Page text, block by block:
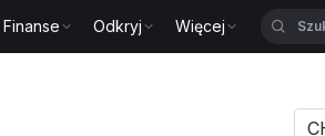
Finanse Odkryj Więcej